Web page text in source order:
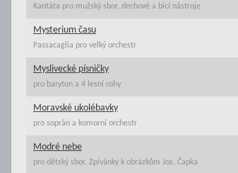
Kantáta pro mužský sbor, dechové a bicí nástroje
Mysterium času
Passacaglia pro velký orchestr
Myslivecké písničky
pro baryton a 4 lesní rohy
Moravské ukolébavky
pro soprán a komorní orchestr
Modré nebe
pro dětský sbor. Zpívánky k obrázkům Jos. Čapka